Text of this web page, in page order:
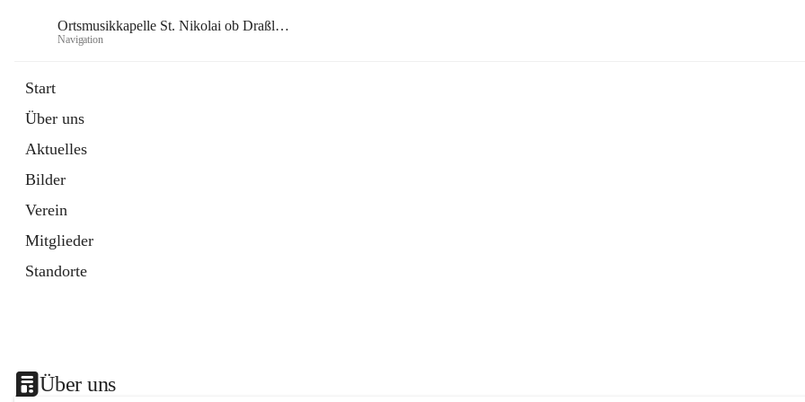
Ortsmusikkapelle St. Nikolai ob Draßling
Navigation
Start
Über uns
Aktuelles
Bilder
Verein
Mitglieder
Standorte
Über uns